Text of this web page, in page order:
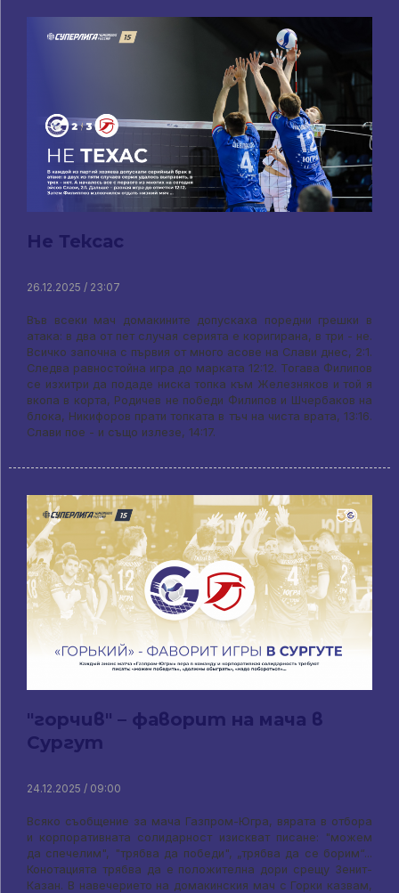
Не Тексас
26.12.2025 / 23:07
Във всеки мач домакините допускаха поредни грешки в
атака: в два от пет случая серията е коригирана, в три - не.
Всичко започна с първия от много асове на Слави днес, 2:1.
Следва равностойна игра до марката 12:12. Тогава Филипов
се изхитри да подаде ниска топка към Железняков и той я
вкопа в корта, Родичев не победи Филипов и Шчербаков на
блока, Никифоров прати топката в тъч на чиста врата, 13:16.
Слави пое - и също излезе, 14:17.
"горчив" – фаворит на мача в
Сургут
24.12.2025 / 09:00
Всяко съобщение за мача Газпром-Югра, вярата в отбора
и корпоративната солидарност изискват писане: "можем
да спечелим", "трябва да победи", „трябва да се борим“...
Конотацията трябва да е положителна дори срещу Зенит-
Казан. В навечерието на домакинския мач с Горки казвам,